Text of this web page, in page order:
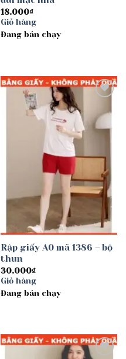
18.000₫
Giỏ hàng
Đang bán chạy
wishlist
Rập giấy A0 mã 1386 – bộ
thun
30.000₫
Giỏ hàng
Đang bán chạy